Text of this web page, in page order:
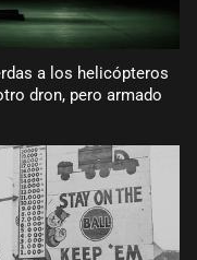
a los helicópteros
dron, pero armado